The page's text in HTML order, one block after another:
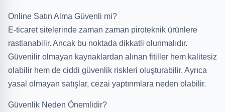
Online Satın Alma Güvenli mi?
E-ticaret sitelerinde zaman zaman piroteknik ürünlere
rastlanabilir. Ancak bu noktada dikkatli olunmalıdır.
Güvenilir olmayan kaynaklardan alınan fitiller hem kalitesiz
olabilir hem de ciddi güvenlik riskleri oluşturabilir. Ayrıca
yasal olmayan satışlar, cezai yaptırımlara neden olabilir.
Güvenlik Neden Önemlidir?